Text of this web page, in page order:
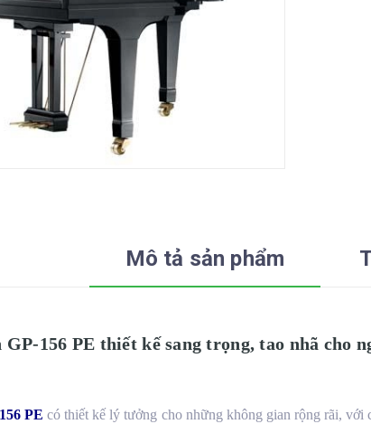
Mô tả sản phẩm
156 PE thiết kế sang trọng, tao nhã cho
PE có thiết kế lý tưởng cho những không gian rộng rãi, với